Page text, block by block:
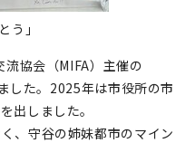
う」
協会（MIFA）主催の
した。2025年は市役所の市
出しました。
、守谷の姉妹都市のマイン